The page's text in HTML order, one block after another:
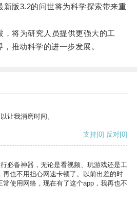
版3.2的问世将为科学探索带来重
将为研究人员提供更强大的工
推动科学的进一步发展。
让我消磨时间。
支持[0] 反对[0]
必备神器，无论是看视频、玩游戏还是工
也不用担心网速卡顿了。以前出差的时
使用网络，现在有了这个app，我再也不